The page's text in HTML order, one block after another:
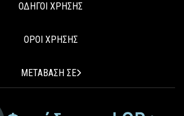
ΟΔΗΓΟΙ ΧΡΗΣΗΣ
ΟΡΟΙ ΧΡΗΣΗΣ
ΜΕΤΑΒΑΣΗ ΣΕ